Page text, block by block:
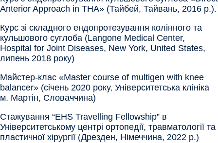
Anterior Approach in THA» (Тайбей, Тайвань, 2016 р.).
Курс зі складного ендопротезування колінного та
кульшового суглоба (Langone Medical Center,
Hospital for Joint Diseases, New York, United States,
липень 2018 року)
Майстер-клас «Master course of multigen with knee
balancer» (січень 2020 року, Університетська клініка
м. Мартін, Словаччина)
Стажування “EHS Travelling Fellowship” в
Університетському центрі ортопедії, травматології та
пластичної хірургії (Дрезден, Німеччина, 2022 р.)